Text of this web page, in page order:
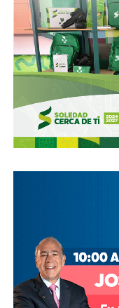
Ya aprovechando,
zona, que
vuelta por la ciudad:
estacionamientos,
peatones en riesgo
reglamento.
En pocas palabras,